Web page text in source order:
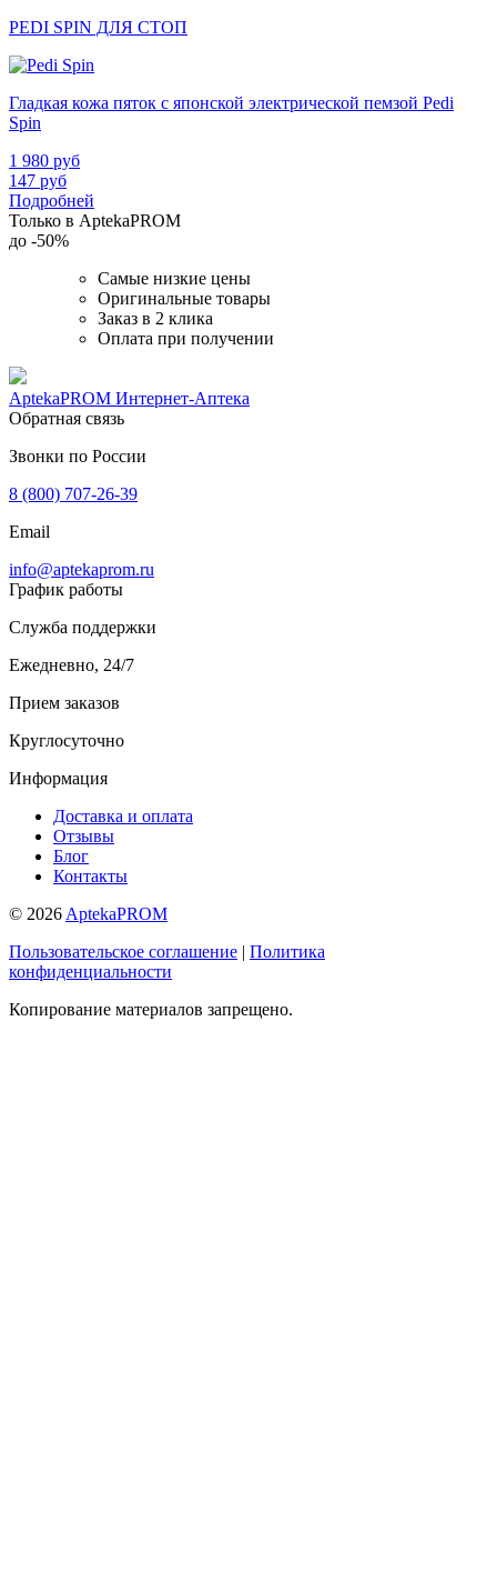
PEDI SPIN ДЛЯ СТОП
Гладкая кожа пяток с японской электрической пемзой Pedi
Spin
1 980 руб
147 руб
Подробней
Только в AptekaPROM
до -50%
Самые низкие цены
Оригинальные товары
Заказ в 2 клика
Оплата при получении
AptekaPROM Интернет-Аптека
Обратная связь
Звонки по России
8 (800) 707-26-39
Email
info@aptekaprom.ru
График работы
Служба поддержки
Ежедневно, 24/7
Прием заказов
Круглосуточно
Информация
Доставка и оплата
Отзывы
Блог
Контакты
© 2026 AptekaPROM
Пользовательское соглашение | Политика
конфиденциальности
Копирование материалов запрещено.